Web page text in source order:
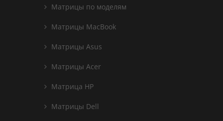
Матрицы по моделям
Матрицы MacBook
Матрицы Asus
Матрицы Acer
Матрица HP
Матрицы Dell